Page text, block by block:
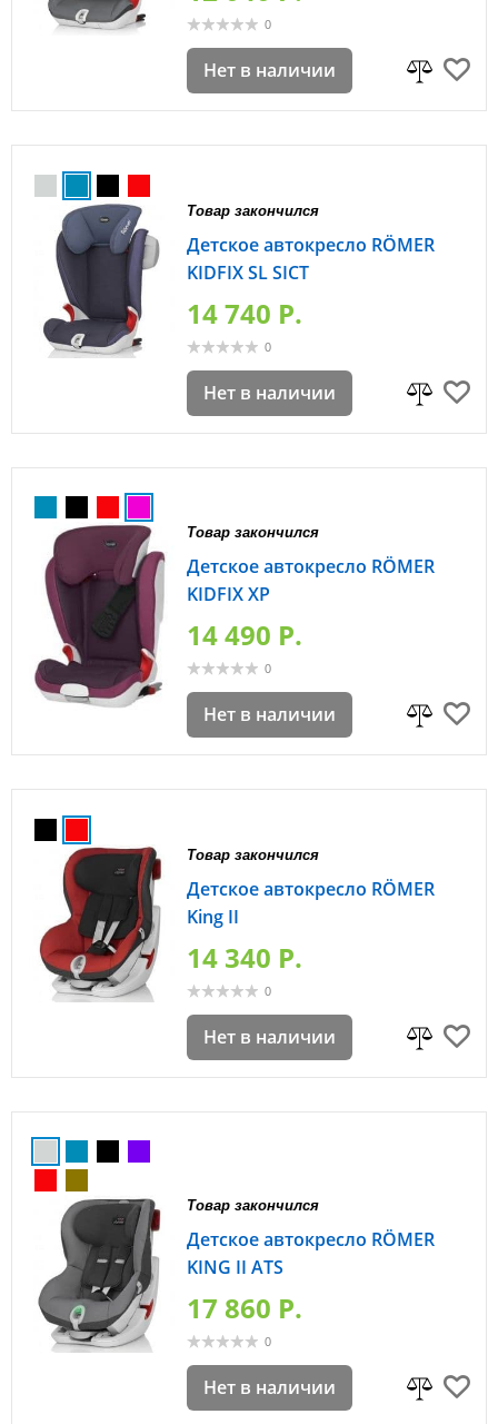
0
Нет в наличии
Товар закончился
Детское автокресло RÖMER
KIDFIX SL SICT
14 740 P.
0
Нет в наличии
Товар закончился
Детское автокресло RÖMER
KIDFIX XP
14 490 P.
0
Нет в наличии
Товар закончился
Детское автокресло RÖMER
King II
14 340 P.
0
Нет в наличии
Товар закончился
Детское автокресло RÖMER
KING II ATS
17 860 P.
0
Нет в наличии